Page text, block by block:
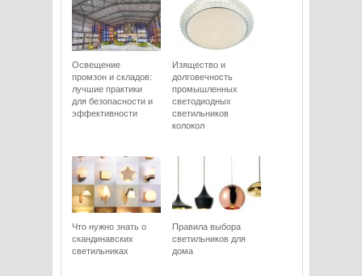
Освещение
промзон и складов:
лучшие практики
для безопасности и
эффективности
Изящество и
долговечность
промышленных
светодиодных
светильников
колокол
Что нужно знать о
скандинавских
светильниках
Правила выбора
светильников для
дома